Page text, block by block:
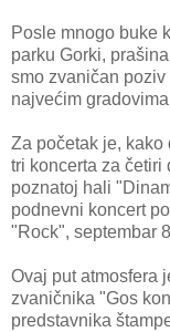
Posle mnogo buke
parku Gorki,
smo zvaničan
najvećim
Za početak je,
tri koncerta za četiri
poznatoj hali
podnevni koncert
"Rock", septembar
Ovaj put atmosfera
zvaničnika "Gos
predstavnika